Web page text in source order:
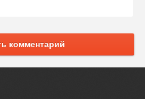
комментарий